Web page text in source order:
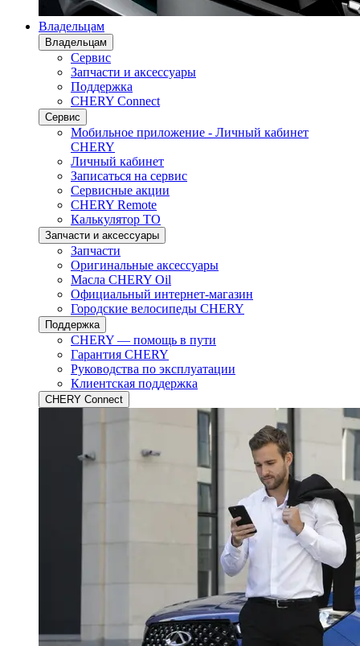
Владельцам
Владельцам
Сервис
Запчасти и аксессуары
Поддержка
CHERY Connect
Сервис
Мобильное приложение - Личный кабинет
CHERY
Личный кабинет
Записаться на сервис
Сервисные акции
CHERY Remote
Калькулятор ТО
Запчасти и аксессуары
Запчасти
Оригинальные аксессуары
Масла CHERY Oil
Официальный интернет-магазин
Городские велосипеды CHERY
Поддержка
CHERY — помощь в пути
Гарантия CHERY
Руководства по эксплуатации
Клиентская поддержка
CHERY Connect